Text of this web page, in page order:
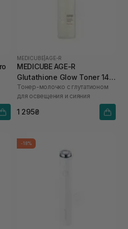
MEDICUBE AGE-R
MEDICUBE AGE-R
Glutathione Glow Toner 140
мл
Тонер-молочко с глутатионом
для освещения и сияния
1 295₴
-18%